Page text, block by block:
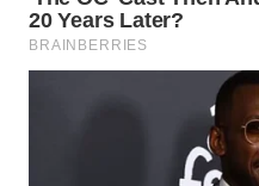
WAHANANEWS
ID